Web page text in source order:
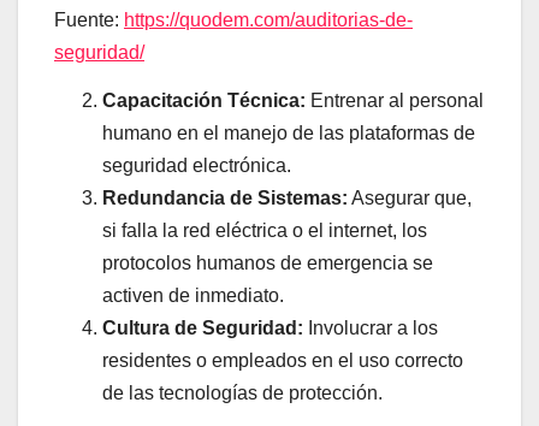
Fuente: https://quodem.com/auditorias-de-
seguridad/
Capacitación Técnica: Entrenar al personal
humano en el manejo de las plataformas de
seguridad electrónica.
Redundancia de Sistemas: Asegurar que,
si falla la red eléctrica o el internet, los
protocolos humanos de emergencia se
activen de inmediato.
Cultura de Seguridad: Involucrar a los
residentes o empleados en el uso correcto
de las tecnologías de protección.